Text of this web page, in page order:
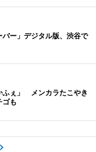
ー」デジタル版、渋谷で
ふぇ」 メンカラたこやき
ゴも